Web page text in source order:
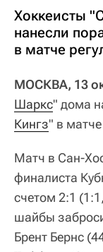
Хоккеисты
нанесли
в матче
МОСКВА, 13
Шаркс" дома
Кингз" в
Матч в Сан-
финалиста
счетом 2:1
шайбы
Брент Бернс